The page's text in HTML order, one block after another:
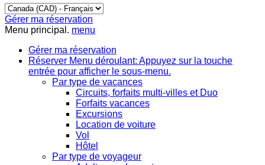
Gérer ma réservation
Menu principal. menu
Gérer ma réservation
Réserver Menu déroulant: Appuyez sur la touche
entrée pour afficher le sous-menu.
Par type de vacances
Circuits, forfaits multi-villes et Duo
Forfaits vacances
Excursions
Location de voiture
Vol
Hôtel
Par type de voyageur